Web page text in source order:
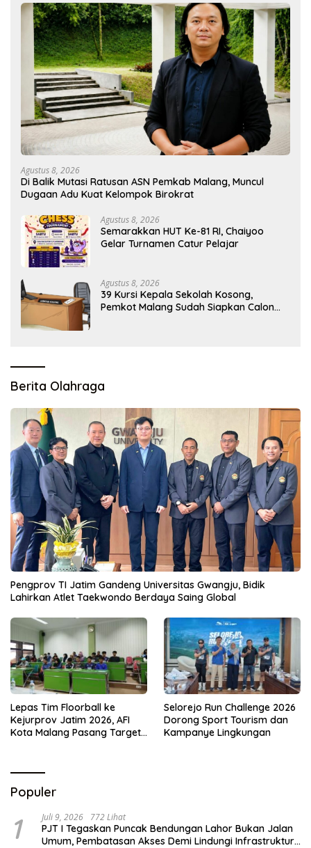
Agustus 8, 2026
Di Balik Mutasi Ratusan ASN Pemkab Malang, Muncul
Dugaan Adu Kuat Kelompok Birokrat
Agustus 8, 2026
Semarakkan HUT Ke-81 RI, Chaiyoo
Gelar Turnamen Catur Pelajar
Agustus 8, 2026
39 Kursi Kepala Sekolah Kosong,
Pemkot Malang Sudah Siapkan Calon
Berita Olahraga
Pengprov TI Jatim Gandeng Universitas Gwangju, Bidik
Lahirkan Atlet Taekwondo Berdaya Saing Global
Lepas Tim Floorball ke
Kejurprov Jatim 2026, AFI
Kota Malang Pasang Target
Selorejo Run Challenge 2026
Dorong Sport Tourism dan
Kampanye Lingkungan
Populer
1 Juli 9, 2026 772 Lihat
PJT I Tegaskan Puncak Bendungan Lahor Bukan Jalan
Umum, Pembatasan Akses Demi Lindungi Infrastruktur